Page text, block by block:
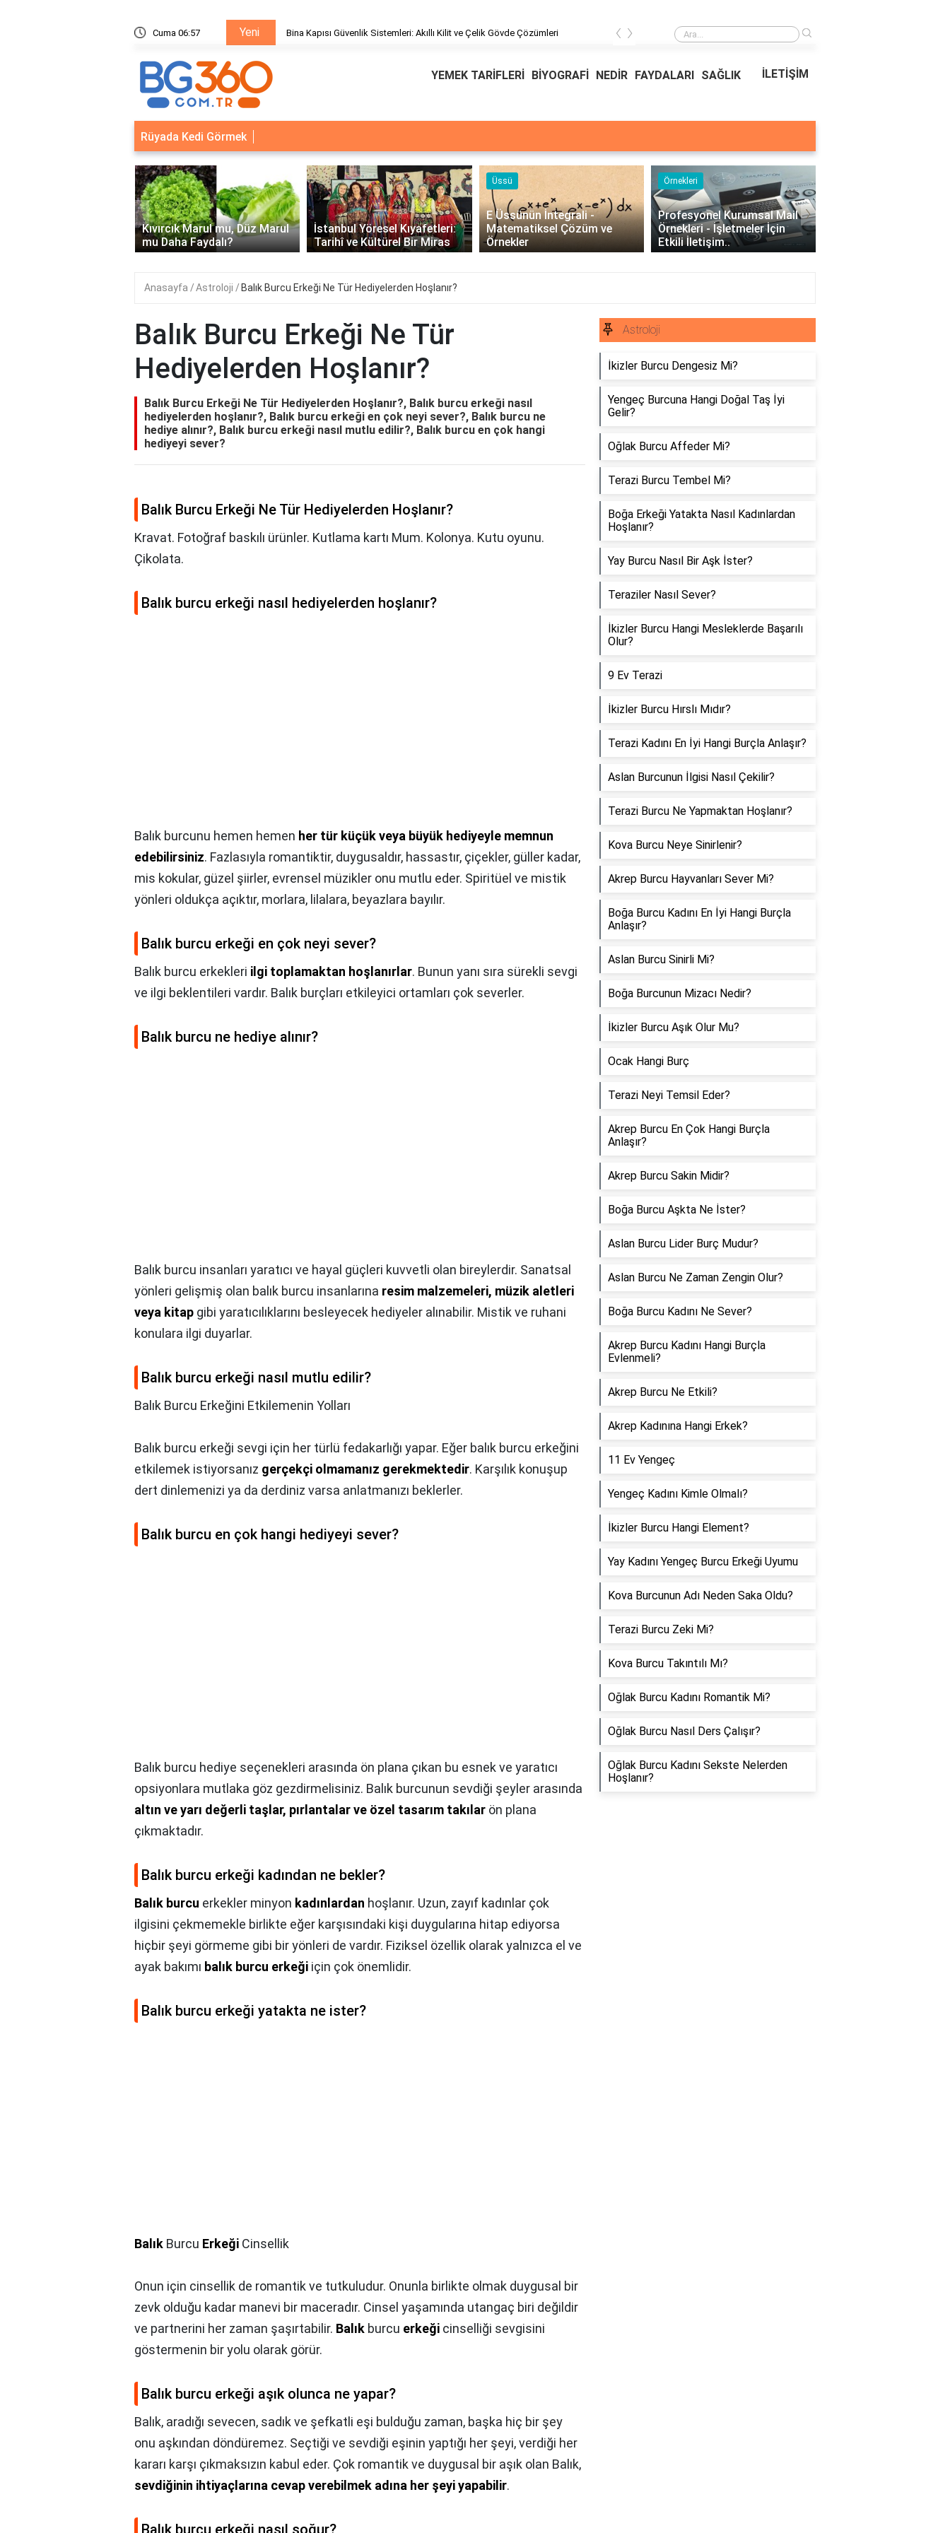
Cuma 06:57 Yeni
Sistemleri: Akıllı Kilit ve Çelik Gövde Çözümleri Ödeal Müşteri Hizmetleri Ödeal Müşteri Hizmetleri
‹ ›
YEMEK TARİFLERİ BİYOGRAFİ NEDİR FAYDALARI SAĞLIK İLETİŞİM
Rüyada Kedi Görmek
Kıvırcık Marul mu, Düz Marul
mu Daha Faydalı?
İstanbul Yöresel Kıyafetleri:
Tarihî ve Kültürel Bir Miras
Üssü
E Üssünün İntegrali -
Matematiksel Çözüm ve
Örnekler
Örnekleri
Profesyonel Kurumsal Mail
Örnekleri - İşletmeler İçin
Etkili İletişim..
‹ ›
Anasayfa Astroloji Balık Burcu Erkeği Ne Tür Hediyelerden Hoşlanır?
Balık Burcu Erkeği Ne Tür
Hediyelerden Hoşlanır?
Balık Burcu Erkeği Ne Tür Hediyelerden Hoşlanır?, Balık burcu erkeği nasıl
hediyelerden hoşlanır?, Balık burcu erkeği en çok neyi sever?, Balık burcu ne
hediye alınır?, Balık burcu erkeği nasıl mutlu edilir?, Balık burcu en çok hangi
hediyeyi sever?
Balık Burcu Erkeği Ne Tür Hediyelerden Hoşlanır?
Kravat. Fotoğraf baskılı ürünler. Kutlama kartı Mum. Kolonya. Kutu oyunu.
Çikolata.
Balık burcu erkeği nasıl hediyelerden hoşlanır?
Balık burcunu hemen hemen her tür küçük veya büyük hediyeyle memnun
edebilirsiniz. Fazlasıyla romantiktir, duygusaldır, hassastır, çiçekler, güller kadar,
mis kokular, güzel şiirler, evrensel müzikler onu mutlu eder. Spiritüel ve mistik
yönleri oldukça açıktır, morlara, lilalara, beyazlara bayılır.
Balık burcu erkeği en çok neyi sever?
Balık burcu erkekleri ilgi toplamaktan hoşlanırlar. Bunun yanı sıra sürekli sevgi
ve ilgi beklentileri vardır. Balık burçları etkileyici ortamları çok severler.
Balık burcu ne hediye alınır?
Balık burcu insanları yaratıcı ve hayal güçleri kuvvetli olan bireylerdir. Sanatsal
yönleri gelişmiş olan balık burcu insanlarına resim malzemeleri, müzik aletleri
veya kitap gibi yaratıcılıklarını besleyecek hediyeler alınabilir. Mistik ve ruhani
konulara ilgi duyarlar.
Balık burcu erkeği nasıl mutlu edilir?
Balık Burcu Erkeğini Etkilemenin Yolları
Balık burcu erkeği sevgi için her türlü fedakarlığı yapar. Eğer balık burcu erkeğini
etkilemek istiyorsanız gerçekçi olmamanız gerekmektedir. Karşılık konuşup
dert dinlemenizi ya da derdiniz varsa anlatmanızı beklerler.
Balık burcu en çok hangi hediyeyi sever?
Balık burcu hediye seçenekleri arasında ön plana çıkan bu esnek ve yaratıcı
opsiyonlara mutlaka göz gezdirmelisiniz. Balık burcunun sevdiği şeyler arasında
altın ve yarı değerli taşlar, pırlantalar ve özel tasarım takılar ön plana
çıkmaktadır.
Balık burcu erkeği kadından ne bekler?
Balık burcu erkekler minyon kadınlardan hoşlanır. Uzun, zayıf kadınlar çok
ilgisini çekmemekle birlikte eğer karşısındaki kişi duygularına hitap ediyorsa
hiçbir şeyi görmeme gibi bir yönleri de vardır. Fiziksel özellik olarak yalnızca el ve
ayak bakımı balık burcu erkeği için çok önemlidir.
Balık burcu erkeği yatakta ne ister?
Balık Burcu Erkeği Cinsellik
Onun için cinsellik de romantik ve tutkuludur. Onunla birlikte olmak duygusal bir
zevk olduğu kadar manevi bir maceradır. Cinsel yaşamında utangaç biri değildir
ve partnerini her zaman şaşırtabilir. Balık burcu erkeği cinselliği sevgisini
göstermenin bir yolu olarak görür.
Balık burcu erkeği aşık olunca ne yapar?
Balık, aradığı sevecen, sadık ve şefkatli eşi bulduğu zaman, başka hiç bir şey
onu aşkından döndüremez. Seçtiği ve sevdiği eşinin yaptığı her şeyi, verdiği her
kararı karşı çıkmaksızın kabul eder. Çok romantik ve duygusal bir aşık olan Balık,
sevdiğinin ihtiyaçlarına cevap verebilmek adına her şeyi yapabilir.
Astroloji
İkizler Burcu Dengesiz Mi?
Yengeç Burcuna Hangi Doğal Taş İyi
Gelir?
Oğlak Burcu Affeder Mi?
Terazi Burcu Tembel Mi?
Boğa Erkeği Yatakta Nasıl Kadınlardan
Hoşlanır?
Yay Burcu Nasıl Bir Aşk İster?
Teraziler Nasıl Sever?
İkizler Burcu Hangi Mesleklerde Başarılı
Olur?
9 Ev Terazi
İkizler Burcu Hırslı Mıdır?
Terazi Kadını En İyi Hangi Burçla Anlaşır?
Aslan Burcunun İlgisi Nasıl Çekilir?
Terazi Burcu Ne Yapmaktan Hoşlanır?
Kova Burcu Neye Sinirlenir?
Akrep Burcu Hayvanları Sever Mi?
Boğa Burcu Kadını En İyi Hangi Burçla
Anlaşır?
Aslan Burcu Sinirli Mi?
Boğa Burcunun Mizacı Nedir?
İkizler Burcu Aşık Olur Mu?
Ocak Hangi Burç
Terazi Neyi Temsil Eder?
Akrep Burcu En Çok Hangi Burçla
Anlaşır?
Akrep Burcu Sakin Midir?
Boğa Burcu Aşkta Ne İster?
Aslan Burcu Lider Burç Mudur?
Aslan Burcu Ne Zaman Zengin Olur?
Boğa Burcu Kadını Ne Sever?
Akrep Burcu Kadını Hangi Burçla
Evlenmeli?
Akrep Burcu Ne Etkili?
Akrep Kadınına Hangi Erkek?
11 Ev Yengeç
Yengeç Kadını Kimle Olmalı?
İkizler Burcu Hangi Element?
Yay Kadını Yengeç Burcu Erkeği Uyumu
Kova Burcunun Adı Neden Saka Oldu?
Terazi Burcu Zeki Mi?
Kova Burcu Takıntılı Mı?
Oğlak Burcu Kadını Romantik Mi?
Oğlak Burcu Nasıl Ders Çalışır?
Oğlak Burcu Kadını Sekste Nelerden
Hoşlanır?